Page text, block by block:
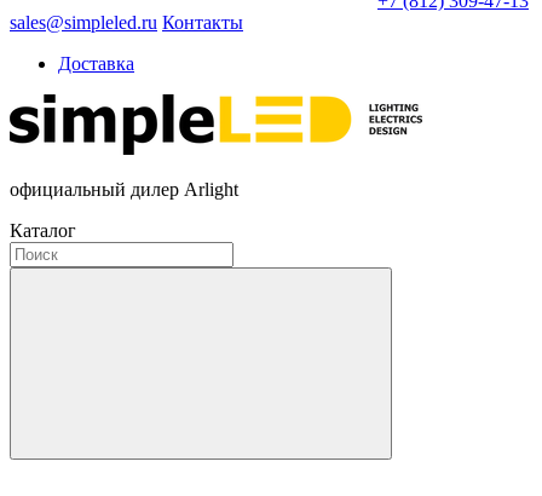
sales@simpleled.ru Контакты
Доставка
официальный дилер Arlight
Каталог